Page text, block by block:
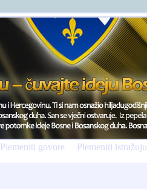
Plemeniti govore Plemeniti istražuju